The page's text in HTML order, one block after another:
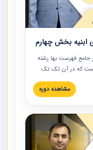
ابنیه بخش چهارم
جامع فهرست بها رشته
است که در آن تک تک
شده است. این
تصاویر عملیات
پروژه مهندسی
ارائه شده و به تمام
فعالیت هستند حتما
نمایند.
مشاهده دوره